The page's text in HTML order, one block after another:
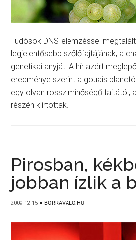
Tudósok DNS-elemzéssel
legjelentősebb szőlőfajtájának, a
genetikai anyját. A hír azért
eredménye szerint a gouais
egy olyan rossz minőségű fajtától,
részén kiírtottak.
Pirosban,
jobban ízlik a
2009-12-15 ● BORRAVALO.HU